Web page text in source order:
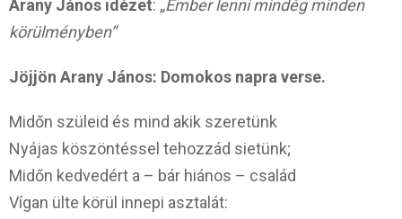
Arany János idézet: „Ember lenni mindég minden
körülményben”
Jöjjön Arany János: Domokos napra verse.
Midőn szüleid és mind akik szeretünk
Nyájas köszöntéssel tehozzád sietünk;
Midőn kedvedért a – bár hiános – család
Vígan ülte körül innepi asztalát: